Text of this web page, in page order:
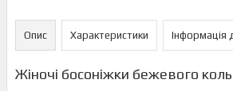
Опис Характеристики Інформація
Жіночі босоніжки бежевого